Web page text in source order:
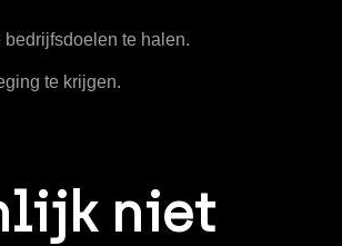
te halen.
te krijgen.
niet